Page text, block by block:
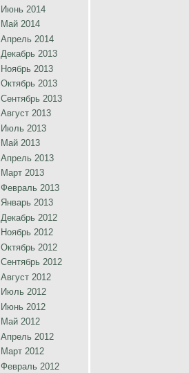
Июнь 2014
Май 2014
Апрель 2014
Декабрь 2013
Ноябрь 2013
Октябрь 2013
Сентябрь 2013
Август 2013
Июль 2013
Май 2013
Апрель 2013
Март 2013
Февраль 2013
Январь 2013
Декабрь 2012
Ноябрь 2012
Октябрь 2012
Сентябрь 2012
Август 2012
Июль 2012
Июнь 2012
Май 2012
Апрель 2012
Март 2012
Февраль 2012